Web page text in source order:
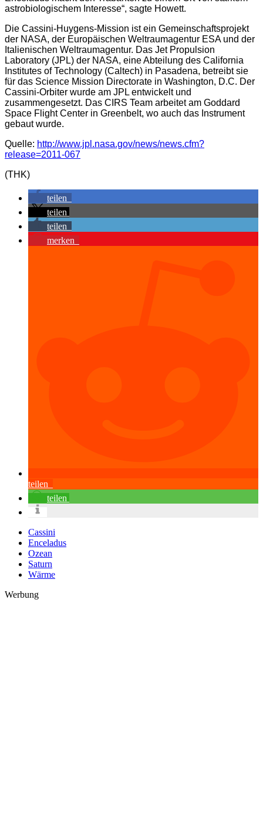
astrobiologischem Interesse“, sagte Howett.
Die Cassini-Huygens-Mission ist ein Gemeinschaftsprojekt
der NASA, der Europäischen Weltraumagentur ESA und der
Italienischen Weltraumagentur. Das Jet Propulsion
Laboratory (JPL) der NASA, eine Abteilung des California
Institutes of Technology (Caltech) in Pasadena, betreibt sie
für das Science Mission Directorate in Washington, D.C. Der
Cassini-Orbiter wurde am JPL entwickelt und
zusammengesetzt. Das CIRS Team arbeitet am Goddard
Space Flight Center in Greenbelt, wo auch das Instrument
gebaut wurde.
Quelle: http://www.jpl.nasa.gov/news/news.cfm?
release=2011-067
(THK)
teilen
teilen
teilen
merken
teilen
teilen
Cassini
Enceladus
Ozean
Saturn
Wärme
Werbung